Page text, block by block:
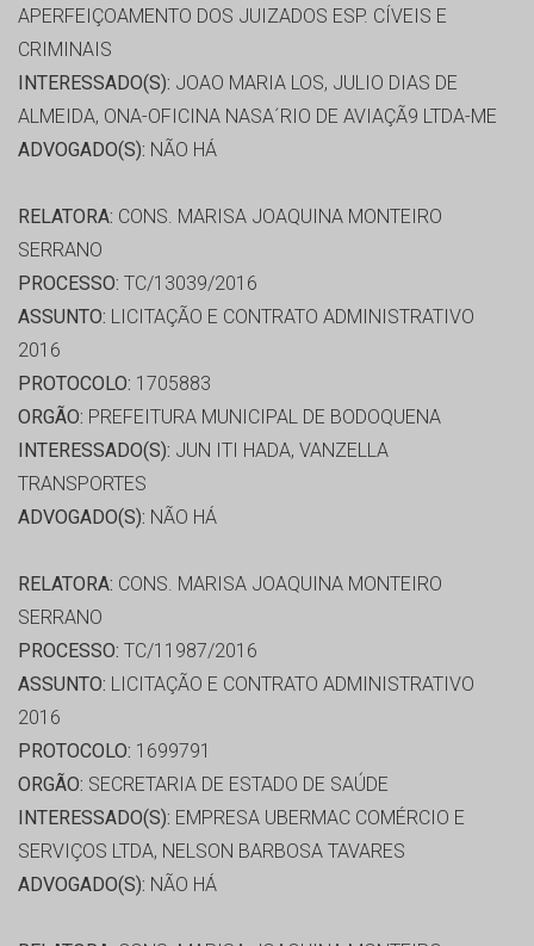
APERFEIÇOAMENTO DOS JUIZADOS ESP. CÍVEIS E
CRIMINAIS
INTERESSADO(S): JOAO MARIA LOS, JULIO DIAS DE
ALMEIDA, ONA-OFICINA NASA´RIO DE AVIAÇÃ9 LTDA-ME
ADVOGADO(S): NÃO HÁ
RELATORA: CONS. MARISA JOAQUINA MONTEIRO
SERRANO
PROCESSO: TC/13039/2016
ASSUNTO: LICITAÇÃO E CONTRATO ADMINISTRATIVO
2016
PROTOCOLO: 1705883
ORGÃO: PREFEITURA MUNICIPAL DE BODOQUENA
INTERESSADO(S): JUN ITI HADA, VANZELLA
TRANSPORTES
ADVOGADO(S): NÃO HÁ
RELATORA: CONS. MARISA JOAQUINA MONTEIRO
SERRANO
PROCESSO: TC/11987/2016
ASSUNTO: LICITAÇÃO E CONTRATO ADMINISTRATIVO
2016
PROTOCOLO: 1699791
ORGÃO: SECRETARIA DE ESTADO DE SAÚDE
INTERESSADO(S): EMPRESA UBERMAC COMÉRCIO E
SERVIÇOS LTDA, NELSON BARBOSA TAVARES
ADVOGADO(S): NÃO HÁ